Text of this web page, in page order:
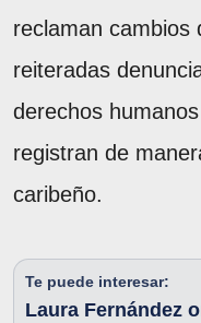
reclaman cambios
reiteradas
derechos
registran de
caribeño.
Te puede interesar:
Laura Fernández